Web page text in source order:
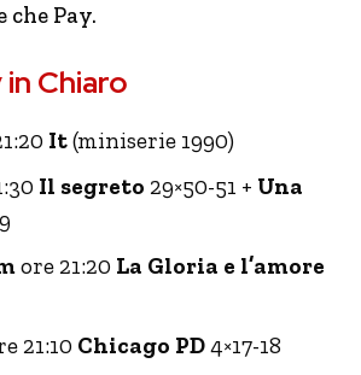
Pay.
Chiaro
It(miniserie 1990)
Il segreto 29×50-51 + Una
ore 21:20 La Gloria e l’amore
21:10 Chicago PD4×17-18